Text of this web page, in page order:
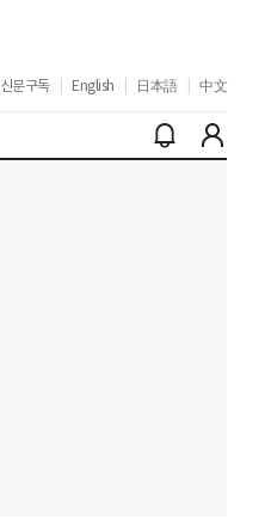
신문구독 English 日本語 中文